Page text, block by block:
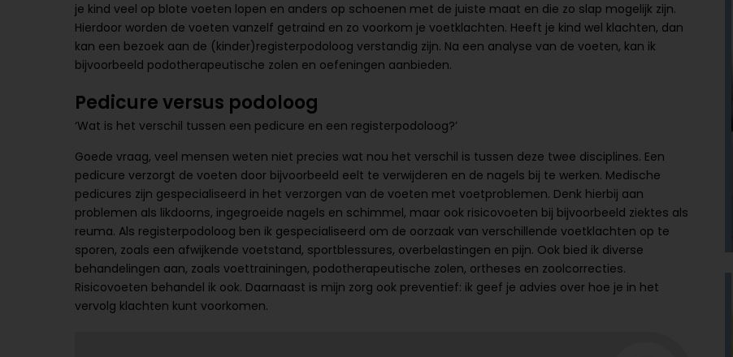
je kind veel op blote voeten lopen en anders op schoenen met de juiste maat en die zo slap mogelijk zijn.
Hierdoor worden de voeten vanzelf getraind en zo voorkom je voetklachten. Heeft je kind wel klachten, dan
kan een bezoek aan de (kinder)registerpodoloog verstandig zijn. Na een analyse van de voeten, kan ik
bijvoorbeeld podotherapeutische zolen en oefeningen aanbieden.
Pedicure versus podoloog
‘Wat is het verschil tussen een pedicure en een registerpodoloog?’
Goede vraag, veel mensen weten niet precies wat nou het verschil is tussen deze twee disciplines. Een
pedicure verzorgt de voeten door bijvoorbeeld eelt te verwijderen en de nagels bij te werken. Medische
pedicures zijn gespecialiseerd in het verzorgen van de voeten met voetproblemen. Denk hierbij aan
problemen als likdoorns, ingegroeide nagels en schimmel, maar ook risicovoeten bij bijvoorbeeld ziektes als
reuma. Als registerpodoloog ben ik gespecialiseerd om de oorzaak van verschillende voetklachten op te
sporen, zoals een afwijkende voetstand, sportblessures, overbelastingen en pijn. Ook bied ik diverse
behandelingen aan, zoals voettrainingen, podotherapeutische zolen, ortheses en zoolcorrecties.
Risicovoeten behandel ik ook. Daarnaast is mijn zorg ook preventief: ik geef je advies over hoe je in het
vervolg klachten kunt voorkomen.